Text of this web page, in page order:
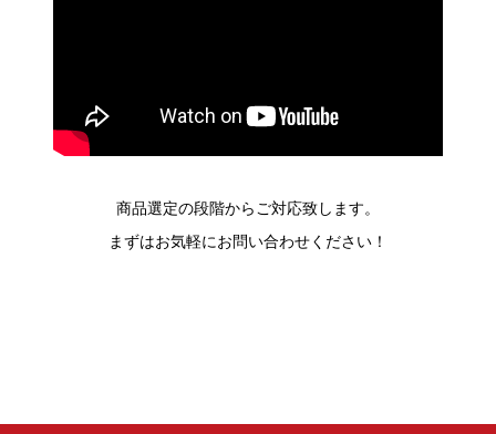
商品選定の段階からご対応致します。
まずはお気軽にお問い合わせください！